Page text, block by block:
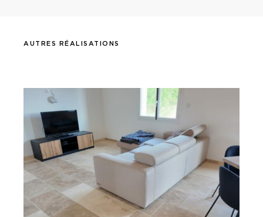
AUTRES RÉALISATIONS